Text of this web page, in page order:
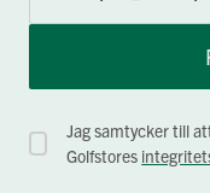
Jag samtycker till
Golfstores